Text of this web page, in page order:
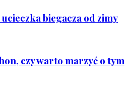
biegacza od zimy
czy warto marzyć o tym